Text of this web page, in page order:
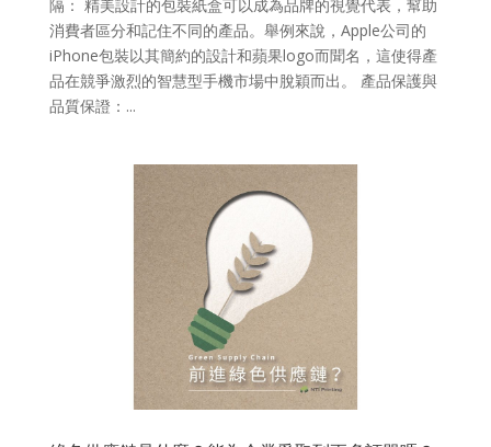
隔： 精美設計的包裝紙盒可以成為品牌的視覺代表，幫助
消費者區分和記住不同的產品。舉例來說，Apple公司的
iPhone包裝以其簡約的設計和蘋果logo而聞名，這使得產
品在競爭激烈的智慧型手機市場中脫穎而出。 產品保護與
品質保證：...